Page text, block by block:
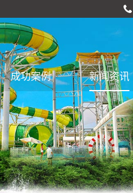
成功案例 新闻资讯